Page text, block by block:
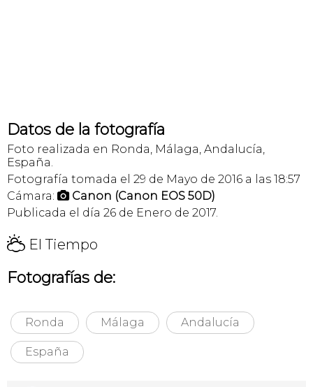
Datos de la fotografía
Foto realizada en Ronda, Málaga, Andalucía,
España.
Fotografía tomada el 29 de Mayo de 2016 a las 18:57
Cámara:  Canon (Canon EOS 50D)
Publicada el día 26 de Enero de 2017.
H El Tiempo
Fotografías de:
Ronda Málaga Andalucía
España